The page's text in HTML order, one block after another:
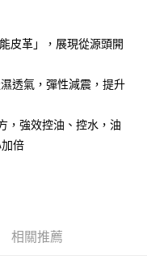
皮革」，展現從源頭開
透氣，彈性減震，提升
，強效控油、控水，油
倍
相關推薦